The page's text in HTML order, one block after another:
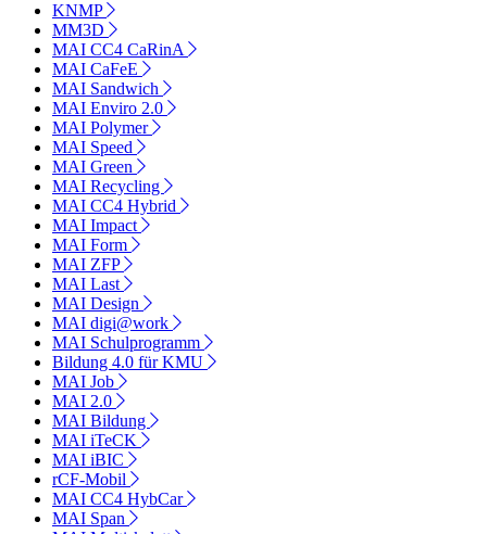
KNMP
MM3D
MAI CC4 CaRinA
MAI CaFeE
MAI Sandwich
MAI Enviro 2.0
MAI Polymer
MAI Speed
MAI Green
MAI Recycling
MAI CC4 Hybrid
MAI Impact
MAI Form
MAI ZFP
MAI Last
MAI Design
MAI digi@work
MAI Schulprogramm
Bildung 4.0 für KMU
MAI Job
MAI 2.0
MAI Bildung
MAI iTeCK
MAI iBIC
rCF-Mobil
MAI CC4 HybCar
MAI Span